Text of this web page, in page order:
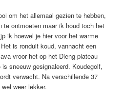
om het allemaal gezien te hebben,
te ontmoeten maar ik houd toch het
ik hoewel je hier voor het warme
is ronduit koud, vannacht een
vroor het op het Dieng-plateau
sneeuw gesignaleerd. Koudegolf,
verwacht. Na verschillende 37
weer lekker.